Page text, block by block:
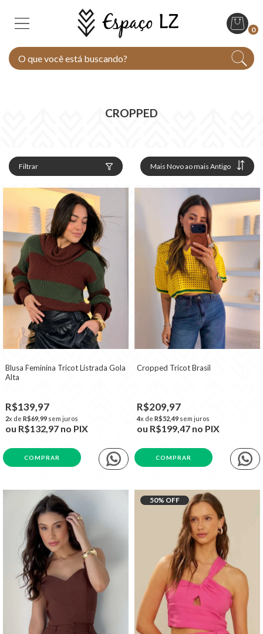
0
CROPPED
Filtrar
Blusa Feminina Tricot Listrada Gola
Alta
R$139,97
2x de R$69,99 sem juros
ou R$132,97 no PIX
COMPRAR
Cropped Tricot Brasil
R$209,97
4x de R$52,49 sem juros
ou R$199,47 no PIX
COMPRAR
50% OFF